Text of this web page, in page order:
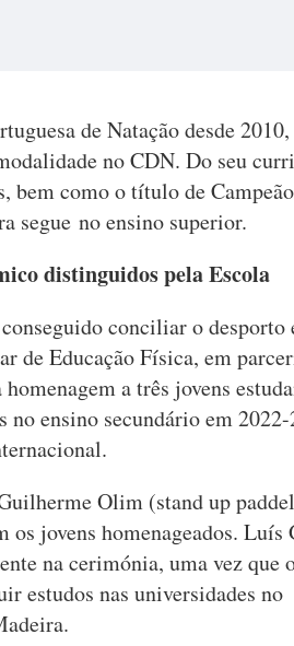
de Natação desde
no CDN. Do seu
bem como o título de Campeão
segue no ensino superior.
distinguidos pela Escola
conciliar o desporto
de Educação Física, em
a três jovens
no ensino secundário em
Olim (stand up
jovens homenageados. Luís
na cerimónia, uma vez que
estudos nas universidades no